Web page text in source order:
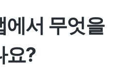
에서 무엇을
요?